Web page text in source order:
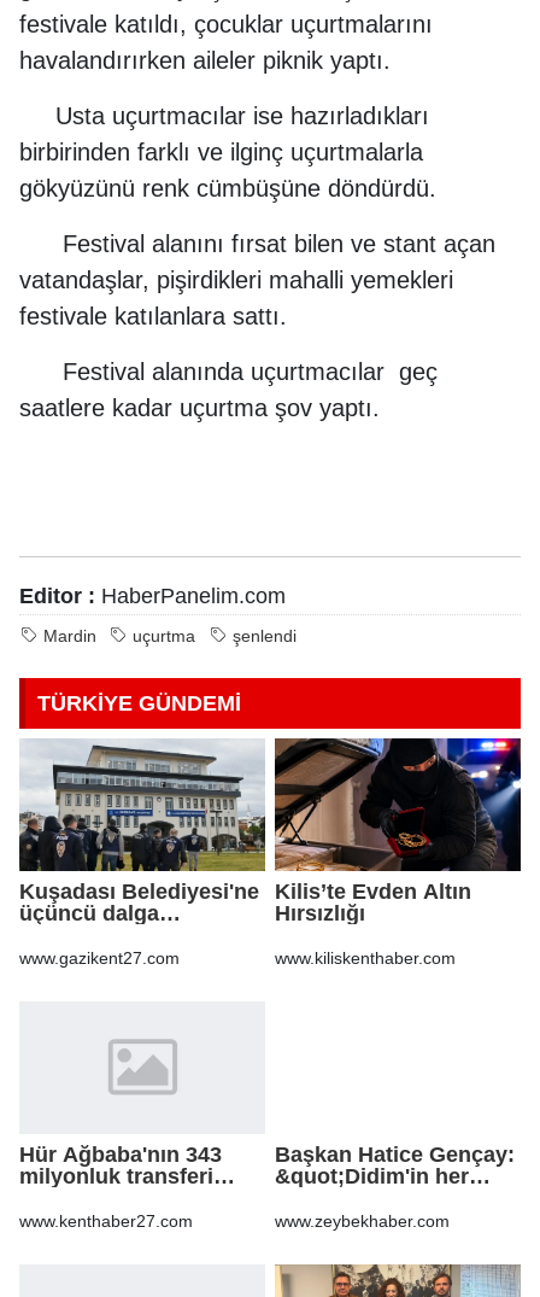
festivale katıldı, çocuklar uçurtmalarını
havalandırırken aileler piknik yaptı.
Usta uçurtmacılar ise hazırladıkları
birbirinden farklı ve ilginç uçurtmalarla
gökyüzünü renk cümbüşüne döndürdü.
Festival alanını fırsat bilen ve stant açan
vatandaşlar, pişirdikleri mahalli yemekleri
festivale katılanlara sattı.
Festival alanında uçurtmacılar geç
saatlere kadar uçurtma şov yaptı.
Editor : HaberPanelim.com
Mardin uçurtma şenlendi
TÜRKİYE GÜNDEMİ
Kuşadası Belediyesi'ne
üçüncü dalga
www.gazikent27.com
Kilis’te Evden Altın
Hırsızlığı
www.kiliskenthaber.com
Hür Ağbaba'nın 343
milyonluk transferi
Ağbaba'ya milyonlar
www.kenthaber27.com
Başkan Hatice Gençay:
&quot;Didim'in her
gündüz
www.zeybekhaber.com